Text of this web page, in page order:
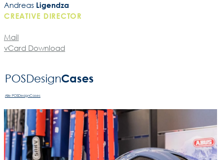
Andreas Ligendza
CREATIVE DIRECTOR
Mail
vCard Download
POSDesign­Cases
Alle POSDesignCases